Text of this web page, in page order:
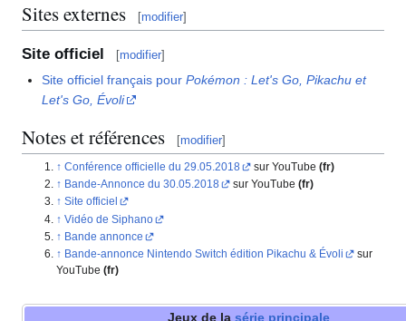
Sites externes [modifier]
Site officiel [modifier]
Site officiel français pourPokémon : Let's Go, Pikachu et
Let's Go, Évoli
Notes et références [modifier]
Conférence officielle du 29.05.2018 sur YouTube (fr)
Bande-Annonce du 30.05.2018
sur YouTube (fr)
Site officiel
Vidéo de Siphano
Bande annonce
Bande-annonce Nintendo Switch édition Pikachu & Évoli
sur
YouTube(fr)
Jeux de la série principale